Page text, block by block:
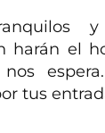
harán el
nos
tus